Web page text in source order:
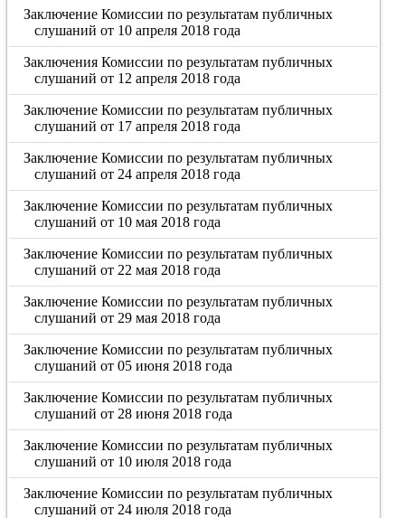
Заключение Комиссии по результатам публичных
слушаний от 10 апреля 2018 года
Заключения Комиссии по результатам публичных
слушаний от 12 апреля 2018 года
Заключение Комиссии по результатам публичных
слушаний от 17 апреля 2018 года
Заключение Комиссии по результатам публичных
слушаний от 24 апреля 2018 года
Заключение Комиссии по результатам публичных
слушаний от 10 мая 2018 года
Заключение Комиссии по результатам публичных
слушаний от 22 мая 2018 года
Заключение Комиссии по результатам публичных
слушаний от 29 мая 2018 года
Заключение Комиссии по результатам публичных
слушаний от 05 июня 2018 года
Заключение Комиссии по результатам публичных
слушаний от 28 июня 2018 года
Заключение Комиссии по результатам публичных
слушаний от 10 июля 2018 года
Заключение Комиссии по результатам публичных
слушаний от 24 июля 2018 года